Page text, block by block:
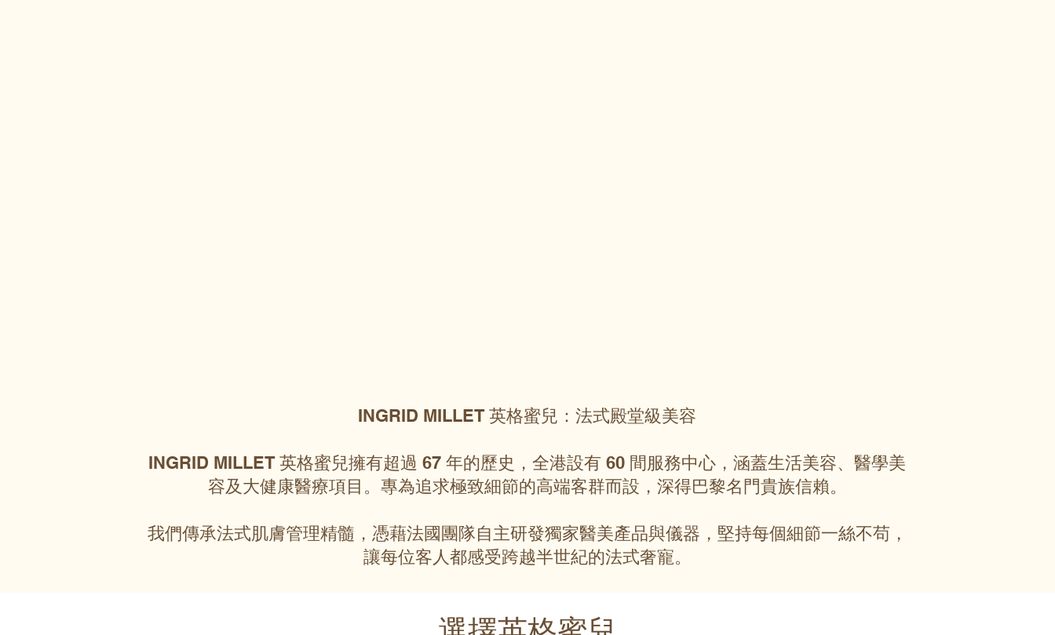
INGRID MILLET 英格蜜兒：法式殿堂級美容
INGRID MILLET 英格蜜兒擁有超過 67 年的歷史，全港設有 60 間服務中心，涵蓋生活美容、醫學美
容及大健康醫療項目。專為追求極致細節的高端客群而設，深得巴黎名門貴族信賴。
我們傳承法式肌膚管理精髓，憑藉法國團隊自主研發獨家醫美產品與儀器，堅持每個細節一絲不苟，
讓每位客人都感受跨越半世紀的法式奢寵。